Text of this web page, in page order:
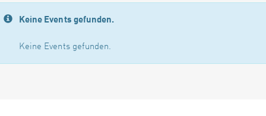
Keine Events gefunden.
Keine Events gefunden.